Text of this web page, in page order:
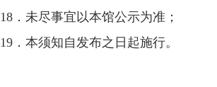
18．未尽事宜以本馆公示为准；
19．本须知自发布之日起施行。